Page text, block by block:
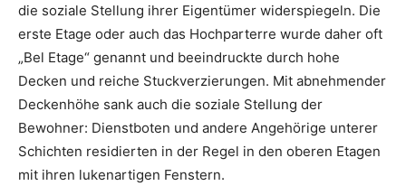
die soziale Stellung ihrer Eigentümer widerspiegeln. Die
erste Etage oder auch das Hochparterre wurde daher oft
„Bel Etage“ genannt und beeindruckte durch hohe
Decken und reiche Stuckverzierungen. Mit abnehmender
Deckenhöhe sank auch die soziale Stellung der
Bewohner: Dienstboten und andere Angehörige unterer
Schichten residierten in der Regel in den oberen Etagen
mit ihren lukenartigen Fenstern.